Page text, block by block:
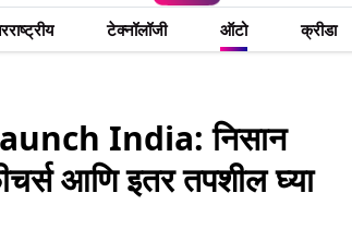
टेक्नॉलॉजी ऑटो क्रीडा
India: निसान
आणि इतर तपशील घ्या